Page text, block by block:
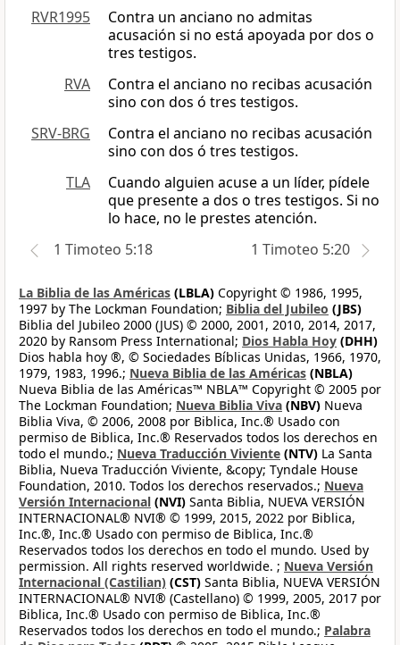
RVR1995
Contra un anciano no admitas
acusación si no está apoyada por dos o
tres testigos.
RVA
Contra el anciano no recibas acusación
sino con dos ó tres testigos.
SRV-BRG
Contra el anciano no recibas acusación
sino con dos ó tres testigos.
TLA
Cuando alguien acuse a un líder, pídele
que presente a dos o tres testigos. Si no
lo hace, no le prestes atención.
1 Timoteo 5:18
1 Timoteo 5:20
La Biblia de las Américas (LBLA) Copyright © 1986, 1995,
1997 by The Lockman Foundation; Biblia del Jubileo (JBS)
Biblia del Jubileo 2000 (JUS) © 2000, 2001, 2010, 2014, 2017,
2020 by Ransom Press International; Dios Habla Hoy (DHH)
Dios habla hoy ®, © Sociedades Bíblicas Unidas, 1966, 1970,
1979, 1983, 1996.; Nueva Biblia de las Américas (NBLA)
Nueva Biblia de las Américas™ NBLA™ Copyright © 2005 por
The Lockman Foundation; Nueva Biblia Viva (NBV) Nueva
Biblia Viva, © 2006, 2008 por Biblica, Inc.® Usado con
permiso de Biblica, Inc.® Reservados todos los derechos en
todo el mundo.; Nueva Traducción Viviente (NTV) La Santa
Biblia, Nueva Traducción Viviente, &copy; Tyndale House
Foundation, 2010. Todos los derechos reservados.; Nueva
Versión Internacional (NVI) Santa Biblia, NUEVA VERSIÓN
INTERNACIONAL® NVI® © 1999, 2015, 2022 por Biblica,
Inc.®, Inc.® Usado con permiso de Biblica, Inc.®
Reservados todos los derechos en todo el mundo. Used by
permission. All rights reserved worldwide. ; Nueva Versión
Internacional (Castilian) (CST) Santa Biblia, NUEVA VERSIÓN
INTERNACIONAL® NVI® (Castellano) © 1999, 2005, 2017 por
Biblica, Inc.® Usado con permiso de Biblica, Inc.®
Reservados todos los derechos en todo el mundo.; Palabra